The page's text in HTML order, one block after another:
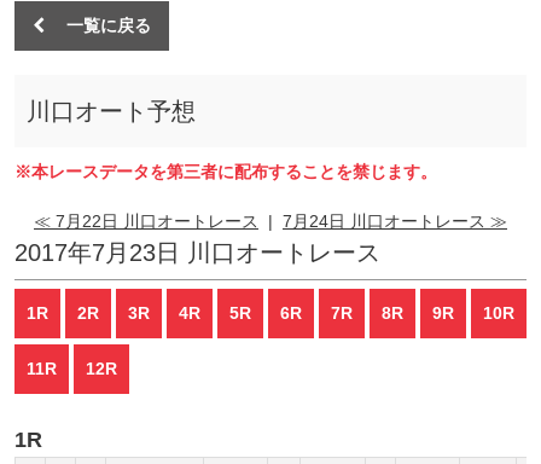
一覧に戻る
川口オート予想
※本レースデータを第三者に配布することを禁じます。
≪ 7月22日 川口オートレース | 7月24日 川口オートレース ≫
2017年7月23日 川口オートレース
1R 2R 3R 4R 5R 6R 7R 8R 9R 10R
11R 12R
1R